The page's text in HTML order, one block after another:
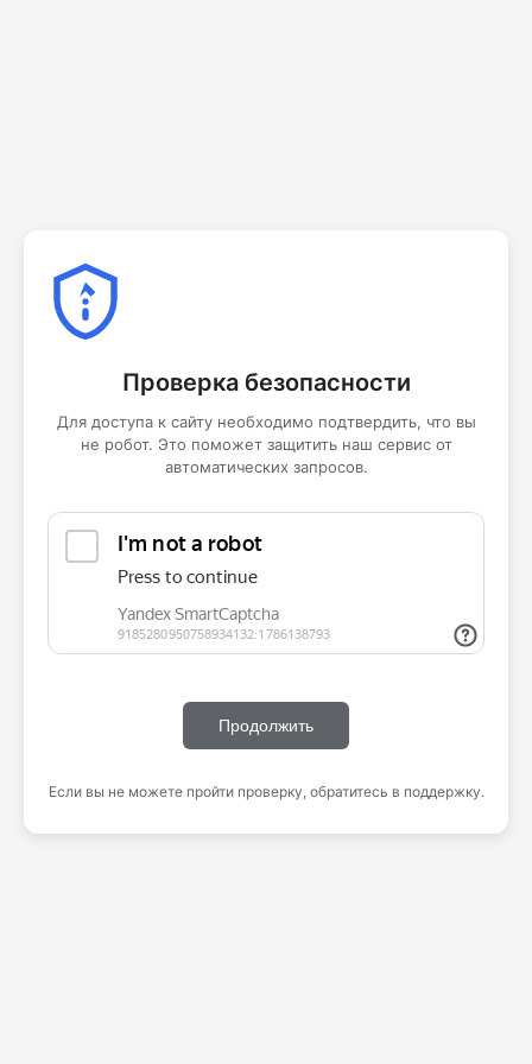
Проверка безопасности
Для доступа к сайту необходимо подтвердить, что вы
не робот. Это поможет защитить наш сервис от
автоматических запросов.
Продолжить
Если вы не можете пройти проверку, обратитесь в поддержку.